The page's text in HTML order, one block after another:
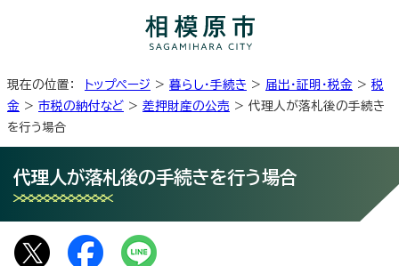
現在の位置： トップページ > 暮らし・手続き > 届出・証明・税金 > 税
金 > 市税の納付など > 差押財産の公売 > 代理人が落札後の手続き
を行う場合
代理人が落札後の手続きを行う場合